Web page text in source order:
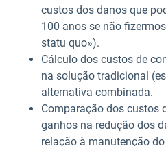
custos dos danos que
100 anos se não
statu quo»).
Cálculo dos custos de
na solução tradicional
alternativa combinada.
Comparação dos custos
ganhos na redução dos
relação à manutenção